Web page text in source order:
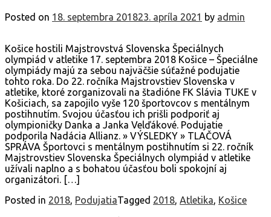
Posted on 18. septembra 201823. apríla 2021 by admin
Košice hostili Majstrovstvá Slovenska Špeciálnych
olympiád v atletike 17. septembra 2018 Košice – Špeciálne
olympiády majú za sebou najväčšie súťažné podujatie
tohto roka. Do 22. ročníka Majstrovstiev Slovenska v
atletike, ktoré zorganizovali na štadióne FK Slávia TUKE v
Košiciach, sa zapojilo vyše 120 športovcov s mentálnym
postihnutím. Svojou účasťou ich prišli podporiť aj
olympioničky Danka a Janka Velďákové. Podujatie
podporila Nadácia Allianz. » VÝSLEDKY » TLAČOVÁ
SPRÁVA Športovci s mentálnym postihnutím si 22. ročník
Majstrovstiev Slovenska Špeciálnych olympiád v atletike
užívali naplno a s bohatou účasťou boli spokojní aj
organizátori. […]
Posted in 2018, PodujatiaTagged 2018, Atletika, Košice